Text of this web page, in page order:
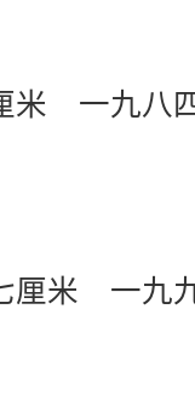
米 一九八
厘米 一九